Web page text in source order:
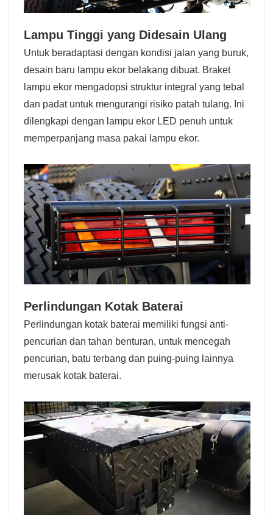
Lampu Tinggi yang Didesain Ulang
Untuk beradaptasi dengan kondisi jalan yang buruk,
desain baru lampu ekor belakang dibuat. Braket
lampu ekor mengadopsi struktur integral yang tebal
dan padat untuk mengurangi risiko patah tulang. Ini
dilengkapi dengan lampu ekor LED penuh untuk
memperpanjang masa pakai lampu ekor.
Perlindungan Kotak Baterai
Perlindungan kotak baterai memiliki fungsi anti-
pencurian dan tahan benturan, untuk mencegah
pencurian, batu terbang dan puing-puing lainnya
merusak kotak baterai.